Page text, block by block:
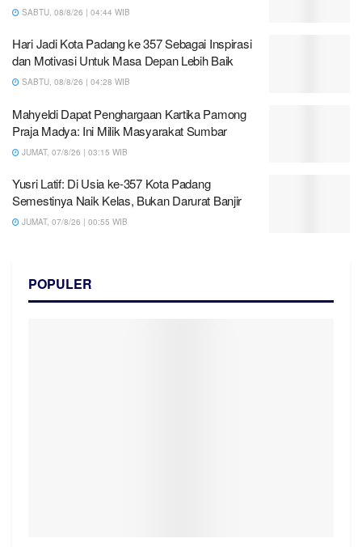
SABTU, 08/8/26 | 04:44 WIB
Hari Jadi Kota Padang ke 357 Sebagai Inspirasi
dan Motivasi Untuk Masa Depan Lebih Baik
SABTU, 08/8/26 | 04:28 WIB
Mahyeldi Dapat Penghargaan Kartika Pamong
Praja Madya: Ini Milik Masyarakat Sumbar
JUMAT, 07/8/26 | 03:15 WIB
Yusri Latif: Di Usia ke-357 Kota Padang
Semestinya Naik Kelas, Bukan Darurat Banjir
JUMAT, 07/8/26 | 00:55 WIB
POPULER